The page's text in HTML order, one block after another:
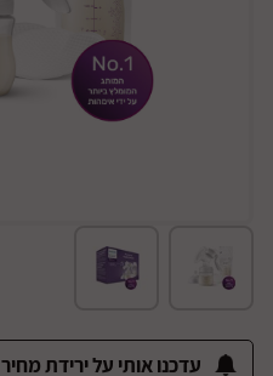
עדכנו אותי על ירידת מחיר